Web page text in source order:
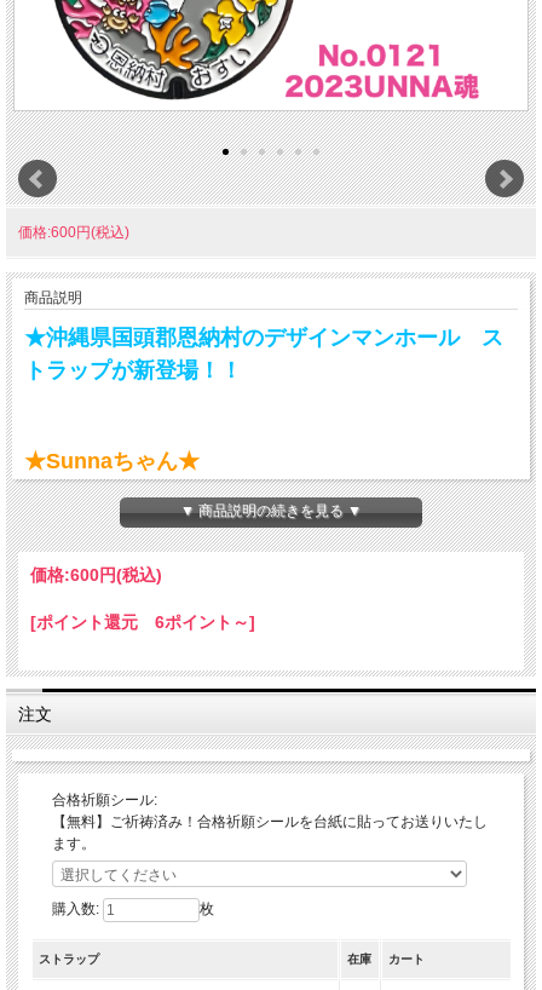
価格:600円(税込)
商品説明
★沖縄県国頭郡恩納村のデザインマンホール ス
トラップが新登場！！
★Sunnaちゃん★
「サンゴの村宣言」ロゴと2018年3月に誕生した、
恩納村の海守り隊としてがんばるサンゴの妖精『Ｓｕｎｎａ（さんな）ちゃん』が
デザインされたマンホール。
★2023UNNA魂★
「UNNA魂プロジェクト」の一環として、恩納村立うんな中学3年生がデザインし
校歌の中の美しい海、うんな岳、サンゴ、ゆうなの花と中心に校舎がデザインされ
▼ 商品説明の続きを見る ▼
価格:600円(税込)
[ポイント還元 6ポイント～]
注文
合格祈願シール:
【無料】ご祈祷済み！合格祈願シールを台紙に貼ってお送りいたし
ます。
購入数: 枚
ストラップ 在庫 カート